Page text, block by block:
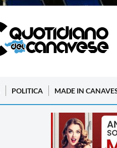
POLITICA MADE IN